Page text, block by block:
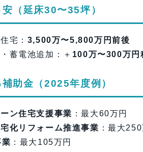
（延床30〜35坪）
宅： 3,500万〜5,800万円前後
蓄電池追加：＋ 100万〜300万円
助金（2025年度例）
ン住宅支援事業 ：最大60万円
化リフォーム推進事業 ：最大250
：最大105万円